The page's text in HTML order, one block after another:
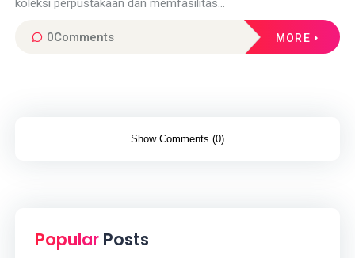
3 Samarinda
koleksi perpustakaan dan memfasilitas...
0Comments MORE
Show Comments (0)
Popular Posts